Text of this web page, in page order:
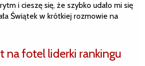
i cieszę się, że szybko udało mi się
Świątek w krótkiej rozmowie na
na fotel liderki rankingu